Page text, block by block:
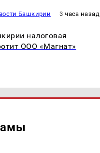
Башкирии 3 часа назад
налоговая
ООО «Магнат»